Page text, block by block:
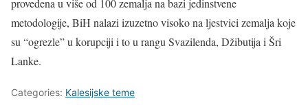
provedena u više od 100 zemalja na bazi jedinstvene
metodologije, BiH nalazi izuzetno visoko na ljestvici zemalja koje
su “ogrezle” u korupciji i to u rangu Svazilenda, Džibutija i Šri
Lanke.
Categories: Kalesijske teme